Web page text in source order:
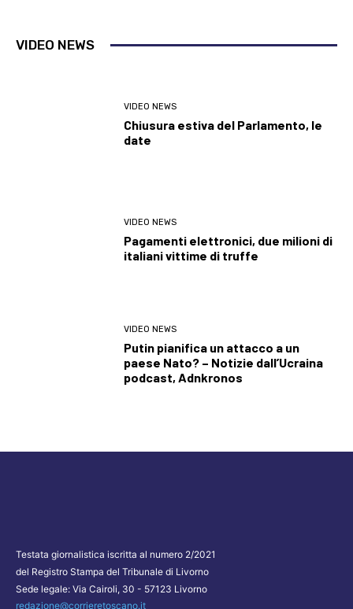
VIDEO NEWS
VIDEO NEWS
Chiusura estiva del Parlamento, le
date
VIDEO NEWS
Pagamenti elettronici, due milioni di
italiani vittime di truffe
VIDEO NEWS
Putin pianifica un attacco a un
paese Nato? – Notizie dall’Ucraina
podcast, Adnkronos
Testata giornalistica iscritta al numero 2/2021
del Registro Stampa del Tribunale di Livorno
Sede legale: Via Cairoli, 30 - 57123 Livorno
redazione@corrieretoscano.it